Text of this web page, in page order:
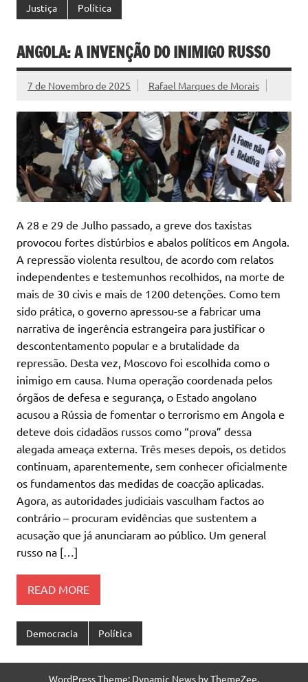
Justiça Política
ANGOLA: A INVENÇÃO DO INIMIGO RUSSO
7 de Novembro de 2025 Rafael Marques de Morais
A 28 e 29 de Julho passado, a greve dos taxistas
provocou fortes distúrbios e abalos políticos em Angola.
A repressão violenta resultou, de acordo com relatos
independentes e testemunhos recolhidos, na morte de
mais de 30 civis e mais de 1200 detenções. Como tem
sido prática, o governo apressou-se a fabricar uma
narrativa de ingerência estrangeira para justificar o
descontentamento popular e a brutalidade da
repressão. Desta vez, Moscovo foi escolhida como o
inimigo em causa. Numa operação coordenada pelos
órgãos de defesa e segurança, o Estado angolano
acusou a Rússia de fomentar o terrorismo em Angola e
deteve dois cidadãos russos como “prova” dessa
alegada ameaça externa. Três meses depois, os detidos
continuam, aparentemente, sem conhecer oficialmente
os fundamentos das medidas de coacção aplicadas.
Agora, as autoridades judiciais vasculham factos ao
contrário – procuram evidências que sustentem a
acusação que já anunciaram ao público. Um general
russo na […]
READ MORE
Democracia Política
WordPress Theme: Dynamic News by ThemeZee.